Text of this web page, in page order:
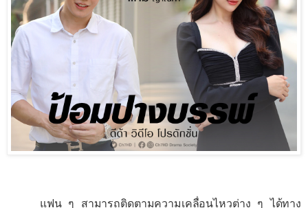
แฟน ๆ สามารถติดตามความเคลื่อนไหวต่าง ๆ ได้ทาง